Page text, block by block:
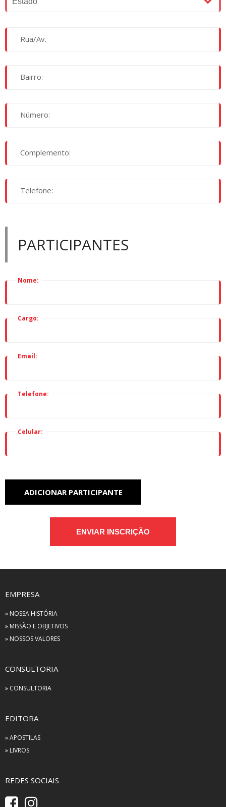
Rua/Av.
Bairro:
Número:
Complemento:
Telefone:
PARTICIPANTES
Nome:
Cargo:
Email:
Telefone:
Celular:
ADICIONAR PARTICIPANTE
EMPRESA
» NOSSA HISTÓRIA
» MISSÃO E OBJETIVOS
» NOSSOS VALORES
CONSULTORIA
» CONSULTORIA
EDITORA
» APOSTILAS
» LIVROS
REDES SOCIAIS